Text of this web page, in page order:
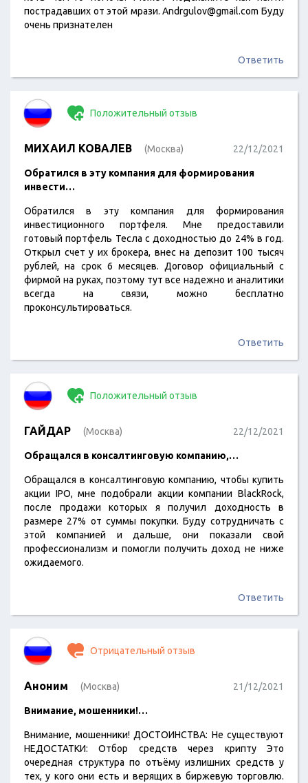
пострадавших от этой мрази. Andrgulov@gmail.com Буду
очень признателен
Ответить
Положительный отзыв
МИХАИЛ КОВАЛЕВ (Москва) 22/12/2021
Обратился в эту компания для формирования
инвести…
Обратился в эту компания для формирования
инвестиционного портфеля. Мне предоставили
готовый портфель Тесла с доходностью до 24% в год.
Открыл счет у их брокера, внес на депозит 100 тысяч
рублей, на срок 6 месяцев. Договор официальный с
фирмой на руках, поэтому тут все надежно и аналитики
всегда на связи, можно бесплатно
проконсультироваться.
Ответить
Положительный отзыв
ГАЙДАР (Москва) 22/12/2021
Обращался в консалтинговую компанию,…
Обращался в консалтинговую компанию, чтобы купить
акции IPO, мне подобрали акции компании BlackRock,
после продажи которых я получил доходность в
размере 27% от суммы покупки. Буду сотрудничать с
этой компанией и дальше, они показали свой
профессионализм и помогли получить доход не ниже
ожидаемого.
Ответить
Отрицательный отзыв
Аноним (Москва) 21/12/2021
Внимание, мошенники!…
Внимание, мошенники! ДОСТОИНСТВА: Не существуют
НЕДОСТАТКИ: Отбор средств через крипту Это
очередная структура по отъёму излишних средств у
тех, у кого они есть и верящих в биржевую торговлю.